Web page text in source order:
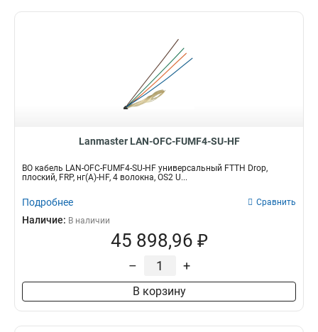
Lanmaster LAN-OFC-FUMF4-SU-HF
ВО кабель LAN-OFC-FUMF4-SU-HF универсальный FTTH Drop,
плоский, FRP, нг(А)-HF, 4 волокна, OS2 U...
Подробнее Сравнить
Наличие: В наличии
45 898,96 ₽
– +
В корзину